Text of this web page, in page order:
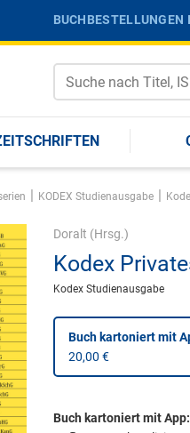
BUCHBESTELLUNGEN
| KODEX Studienausgabe |
Doralt (Hrsg.)
Kodex
Kodex Studienausgabe
Buch kartoniertmit
20,00 €
Buch kartoniertmit App: